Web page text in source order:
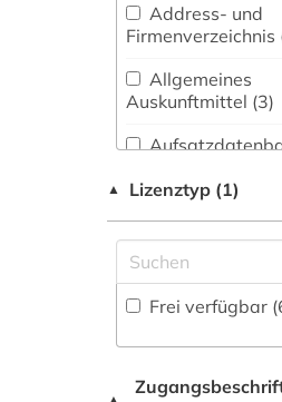
Buch- und
(112)
Chemie und
Elektrotechnik,
Elektronik,
Nachrichtentechnik
Energietechnik
Ethnologie (36)
Geographie
agder (1)
(1)
künste (1)
(1)
akupunktur (1)
alain (1)
Address- und
Firmenverzeichnis
Allgemeines
Auskunftmittel (3)
▲ Lizenztyp (1)
Frei verfügbar